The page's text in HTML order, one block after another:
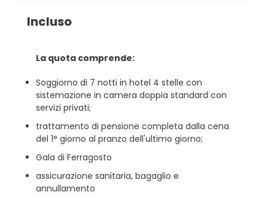
Incluso
La quota comprende:
Soggiorno di 7 notti in hotel 4 stelle con
sistemazione in camera doppia standard con
servizi privati;
trattamento di pensione completa dalla cena
del 1° giorno al pranzo dell'ultimo giorno;
Gala di Ferragosto
assicurazione sanitaria, bagaglio e
annullamento